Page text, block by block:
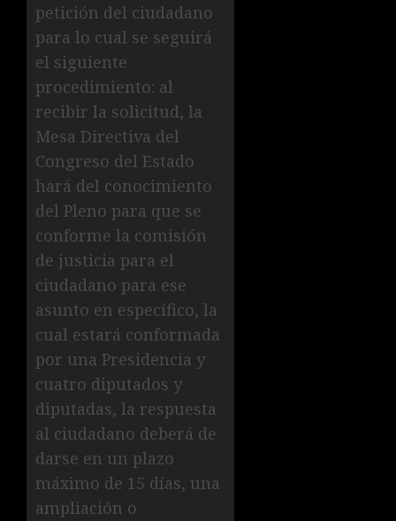
petición del ciudadano
para lo cual se seguirá
el siguiente
procedimiento: al
recibir la solicitud, la
Mesa Directiva del
Congreso del Estado
hará del conocimiento
del Pleno para que se
conforme la comisión
de justicia para el
ciudadano para ese
asunto en específico, la
cual estará conformada
por una Presidencia y
cuatro diputados y
diputadas, la respuesta
al ciudadano deberá de
darse en un plazo
máximo de 15 días, una
ampliación o